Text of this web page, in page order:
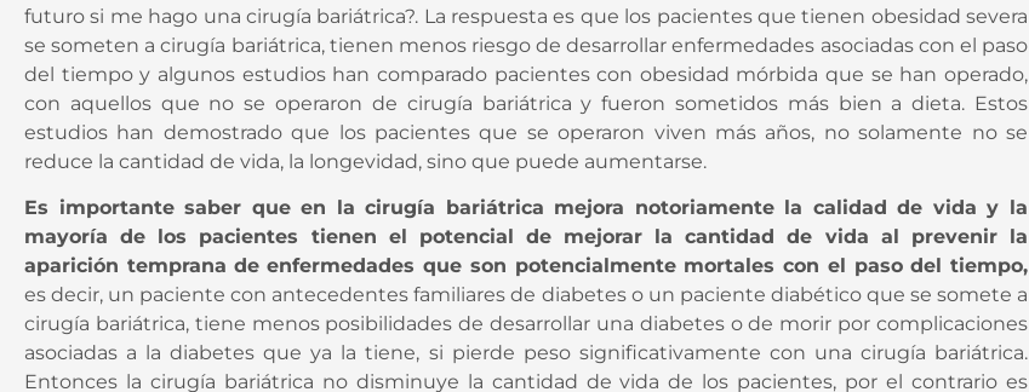
futuro si me hago una cirugía bariátrica?. La respuesta es que los pacientes que tienen obesidad severa
se someten a cirugía bariátrica, tienen menos riesgo de desarrollar enfermedades asociadas con el paso
del tiempo y algunos estudios han comparado pacientes con obesidad mórbida que se han operado,
con aquellos que no se operaron de cirugía bariátrica y fueron sometidos más bien a dieta. Estos
estudios han demostrado que los pacientes que se operaron viven más años, no solamente no se
reduce la cantidad de vida, la longevidad, sino que puede aumentarse.
Es importante saber que en la cirugía bariátrica mejora notoriamente la calidad de vida y la
mayoría de los pacientes tienen el potencial de mejorar la cantidad de vida al prevenir la
aparición temprana de enfermedades que son potencialmente mortales con el paso del tiempo,
es decir, un paciente con antecedentes familiares de diabetes o un paciente diabético que se somete a
cirugía bariátrica, tiene menos posibilidades de desarrollar una diabetes o de morir por complicaciones
asociadas a la diabetes que ya la tiene, si pierde peso significativamente con una cirugía bariátrica.
Entonces la cirugía bariátrica no disminuye la cantidad de vida de los pacientes, por el contrario es